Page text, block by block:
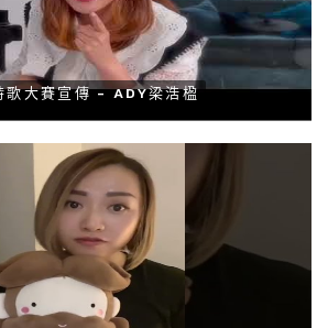
歌大賽宣傳 - ADY梁浩楹